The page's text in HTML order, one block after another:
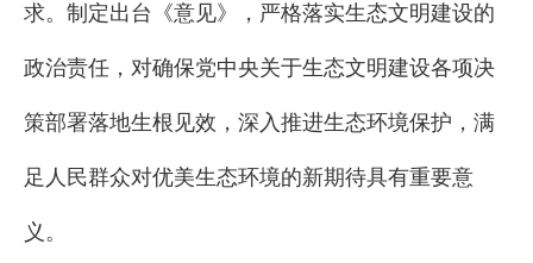
求。制定出台《意见》，严格落实生态文明建设的
政治责任，对确保党中央关于生态文明建设各项决
策部署落地生根见效，深入推进生态环境保护，满
足人民群众对优美生态环境的新期待具有重要意
义。